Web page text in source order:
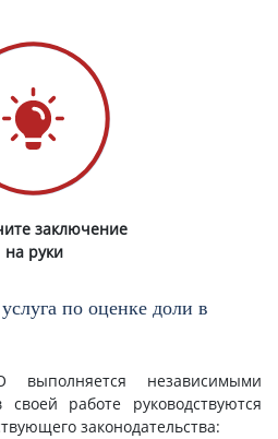
заключение
на руки
по оценке доли в
независимыми
работе руководствуются
законодательства: